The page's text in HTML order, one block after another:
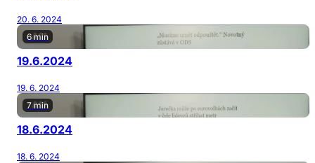
20. 6. 2024
6 min
19.6.2024
19. 6. 2024
7 min
18.6.2024
18. 6. 2024